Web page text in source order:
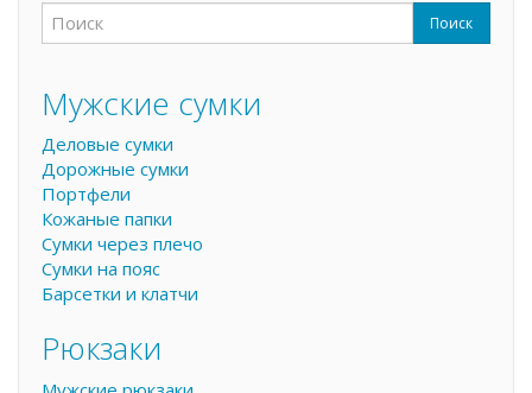
Форма поиска Поиск
Мужские сумки
Деловые сумки
Дорожные сумки
Портфели
Кожаные папки
Сумки через плечо
Сумки на пояс
Барсетки и клатчи
Рюкзаки